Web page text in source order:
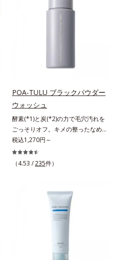
POA-TULU ブラックパウダー
ウォッシュ
酵素(*1)と炭(*2)の力で毛穴汚れを
ごっそりオフ。キメの整ったなめら
か肌へ。酵素(*1)と炭(*2)の力で毛
穴汚れをしっかり落とす、パウダー
タイプの酵素洗顔料です。皮脂やた
目立ちの原因に。普段の洗顔(*3)で
は落としにくい汚れは、酵素洗顔料
で落としましょう。3種の酵素がた
んぱく質や皮脂を溶かして分解。炭
れをパワフルに吸着してすっきり落
とします。さらに浸透型ビタミンC
税込1,270円～
（4.53 /235件）